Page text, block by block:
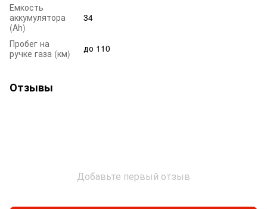
Емкость
аккумулятора
(Ah)
34
Пробег на
ручке газа (км)
до 110
Отзывы
Добавьте первый отзыв